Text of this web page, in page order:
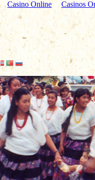
Casino Online Casinos